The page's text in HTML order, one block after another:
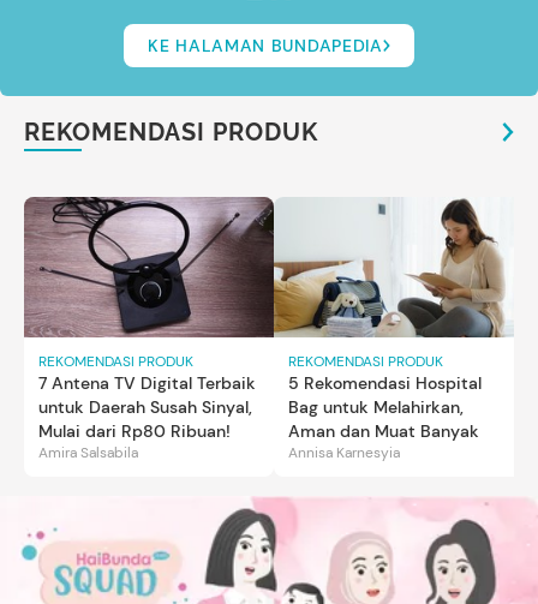
KE HALAMAN BUNDAPEDIA
REKOMENDASI PRODUK
REKOMENDASI PRODUK
7 Antena TV Digital Terbaik
untuk Daerah Susah Sinyal,
Mulai dari Rp80 Ribuan!
Amira Salsabila
REKOMENDASI PRODUK
5 Rekomendasi Hospital
Bag untuk Melahirkan,
Aman dan Muat Banyak
Annisa Karnesyia